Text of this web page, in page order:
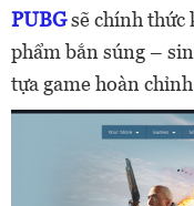
PUBGsẽ chính thức
phẩm bắn súng –
tựa game hoàn